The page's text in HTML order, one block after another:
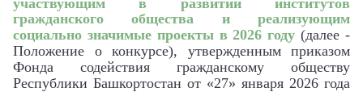
участвующим в развитии институтов
гражданского общества и реализующим
социально значимые проекты в 2026 году (далее -
Положение о конкурсе), утвержденным приказом
Фонда содействия гражданскому обществу
Республики Башкортостан от «27» января 2026 года